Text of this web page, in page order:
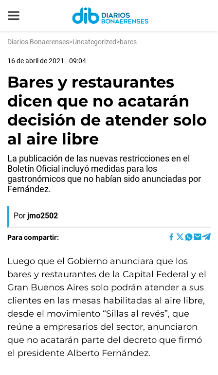
Diarios Bonaerenses>Uncategorized>bares
16 de abril de 2021 - 09:04
Bares y restaurantes
dicen que no acatarán
decisión de atender solo
al aire libre
La publicación de las nuevas restricciones en el
Boletín Oficial incluyó medidas para los
gastronómicos que no habían sido anunciadas por
Fernández.
Por jmo2502
Para compartir:
Luego que el Gobierno anunciara que los
bares y restaurantes de la Capital Federal y el
Gran Buenos Aires solo podrán atender a sus
clientes en las mesas habilitadas al aire libre,
desde el movimiento “Sillas al revés”, que
reúne a empresarios del sector, anunciaron
que no acatarán parte del decreto que firmó
el presidente Alberto Fernández.